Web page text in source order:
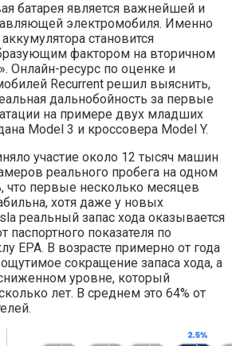
батарея является важнейшей и
электромобиля. Именно
становится
фактором на вторичном
Онлайн-ресурс по оценке и
Recurrent решил выяснить,
дальнобойность за первые
на примере двух младших
Model 3 и кроссовера Model Y.
участие около 12 тысяч машин
реального пробега на одном
что первые несколько месяцев
хотя даже у новых
реальный запас хода оказывается
паспортного показателя по
EPA. В возрасте примерно от года
сокращение запаса хода, а
уровне, который
лет. В среднем это 64% от